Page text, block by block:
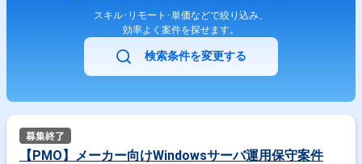
スキル･リモート･単価などで絞り込み、
効率よく案件を探せます。
検索条件を変更する
【PMO】メーカー向けWindowsサーバ運用保守案件